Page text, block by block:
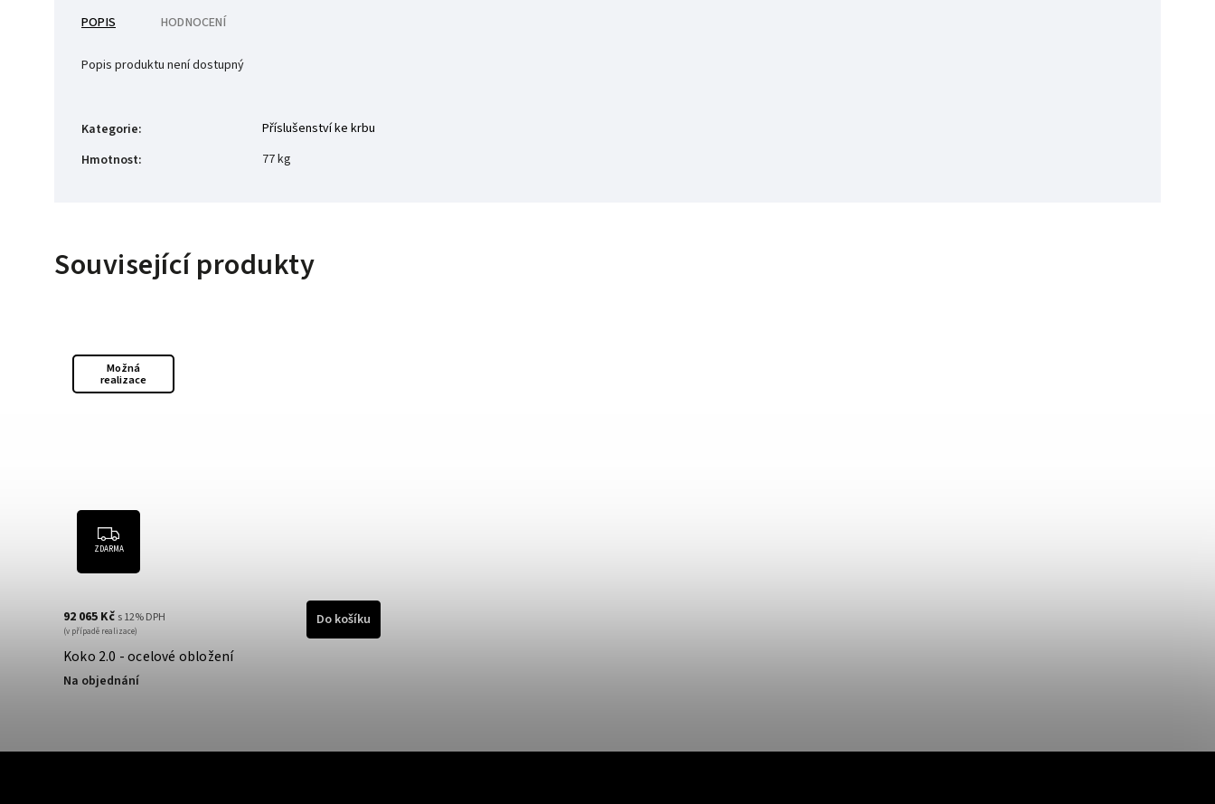
POPIS HODNOCENÍ
Popis produktu není dostupný
Kategorie:
Příslušenství ke krbu
Hmotnost: 77 kg
Související produkty
Možná
realizace
ZDARMA
Koko 2.0 - ocelové obložení
Na objednání
92 065 Kč s 12% DPH
(v případě realizace)
Do košíku